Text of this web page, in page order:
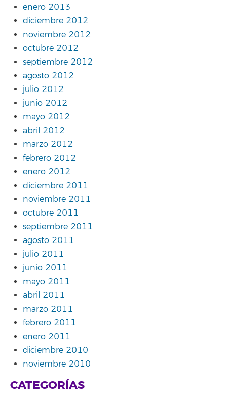
enero 2013
diciembre 2012
noviembre 2012
octubre 2012
septiembre 2012
agosto 2012
julio 2012
junio 2012
mayo 2012
abril 2012
marzo 2012
febrero 2012
enero 2012
diciembre 2011
noviembre 2011
octubre 2011
septiembre 2011
agosto 2011
julio 2011
junio 2011
mayo 2011
abril 2011
marzo 2011
febrero 2011
enero 2011
diciembre 2010
noviembre 2010
CATEGORÍAS